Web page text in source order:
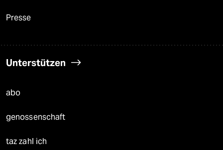
Presse
Unterstützen
abo
genossenschaft
taz zahl ich